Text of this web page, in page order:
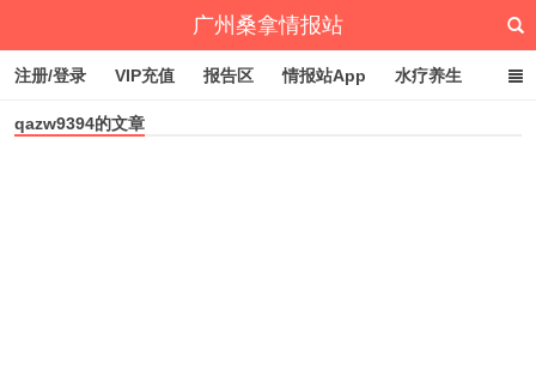
广州桑拿情报站
注册/登录 VIP充值 报告区 情报站App 水疗养生
深圳桑拿情报站
qazw9394的文章